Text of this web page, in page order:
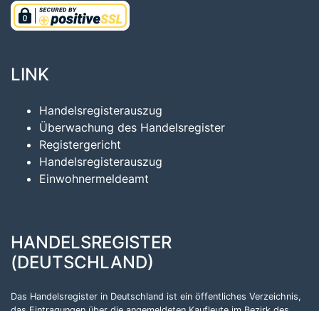
LINK
Handelsregisterauszug
Überwachung des Handelsregister
Registergericht
Handelsregisterauszug
Einwohnermeldeamt
HANDELSREGISTER
(DEUTSCHLAND)
Das Handelsregister in Deutschland ist ein öffentliches Verzeichnis,